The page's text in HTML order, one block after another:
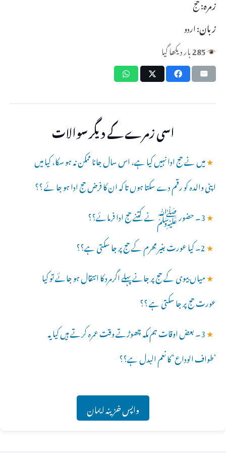
زمرہ:حج
زبان:اردو
285بار دیکھا گیا
اسی زمرے کے دیگر سوالات
★میں نے حج ادا نہیں کیا ہے، اس سال جانا ممکن نہ ہو سکا، کیا میں
اپنی والدہ کو رقم دے سکتا ہوں تا کہ ان کا فرض حج ادا ہو جا ئے ؟؟
★3۔ حضور ﷺ نے کتنے حج ادا فرمائے؟؟
★2۔ کیا عورت بغیر مِحرم کے حج پر جا سکتی ہے؟؟
★میاں بیوی کے حج پر جانے پہلے اگرمرد کا انتقال ہو جائے تو کیا
عورت حج پر جا سکتی ہے ؟؟
★ 3۔ بعض اوقات ہم مکہ چھوڑتے وقت عمرہ کرتے ہیں کیا یہ
’طواف الوداع‘ کا نعم البدل ہے؟؟
واپس خزینہ ایمان